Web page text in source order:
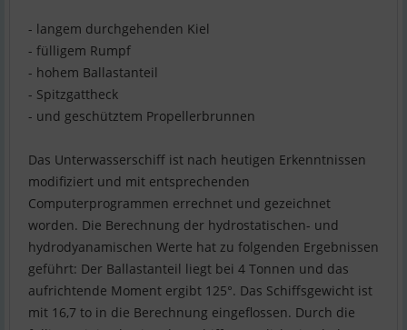
- langem durchgehenden Kiel
- fülligem Rumpf
- hohem Ballastanteil
- Spitzgattheck
- und geschütztem Propellerbrunnen
Das Unterwasserschiff ist nach heutigen Erkenntnissen
modifiziert und mit entsprechenden
Computerprogrammen errechnet und gezeichnet
worden. Die Berechnung der hydrostatischen- und
hydrodyanamischen Werte hat zu folgenden Ergebnissen
geführt: Der Ballastanteil liegt bei 4 Tonnen und das
aufrichtende Moment ergibt 125°. Das Schiffsgewicht ist
mit 16,7 to in die Berechnung eingeflossen. Durch die